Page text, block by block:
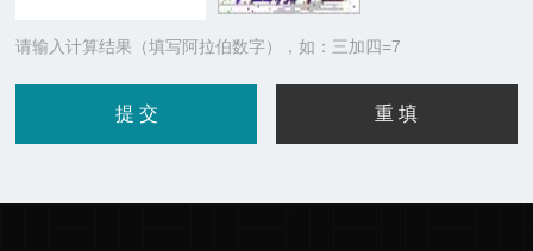
请输入计算结果（填写阿拉伯数字），如：三加四=7